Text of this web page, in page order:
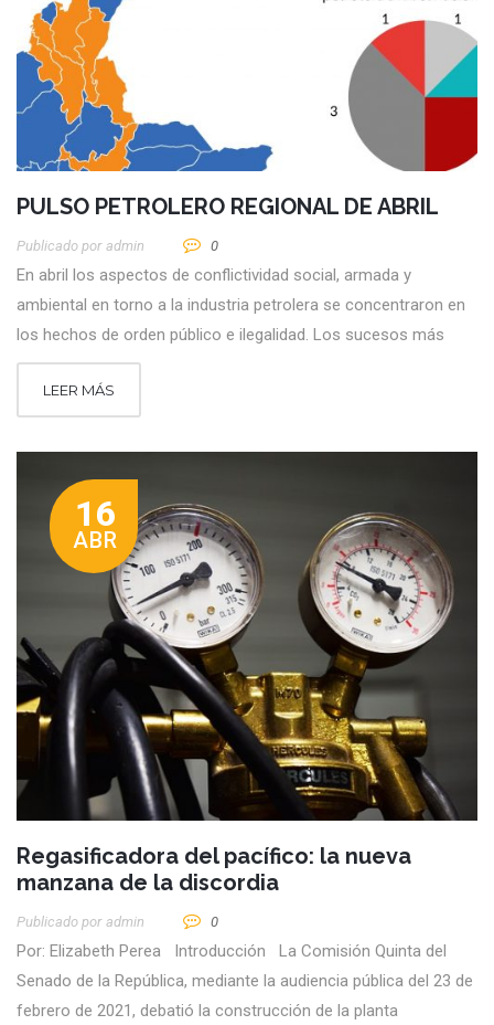
PULSO PETROLERO REGIONAL DE ABRIL
Publicado por Admin 0
En abril los aspectos de conflictividad social, armada y
ambiental en torno a la industria petrolera se concentraron en
los hechos de orden público e ilegalidad. Los sucesos más
LEER MÁS
16
ABR
Regasificadora del pacífico: la nueva
manzana de la discordia
Publicado por Admin 0
Por: Elizabeth Perea Introducción La Comisión Quinta del
Senado de la República, mediante la audiencia pública del 23 de
febrero de 2021, debatió la construcción de la planta